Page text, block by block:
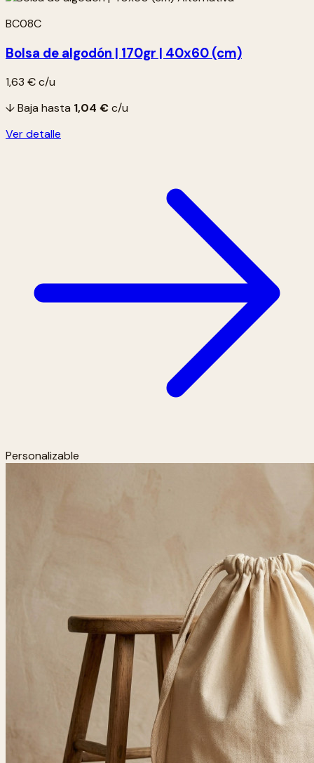
BC08C
Bolsa de algodón | 170gr | 40x60 (cm)
1,63 €c/u
↓ Baja hasta 1,04 €c/u
Ver detalle
Personalizable